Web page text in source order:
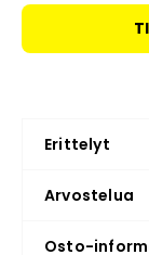
Erittelyt
Arvostelua
Osto-